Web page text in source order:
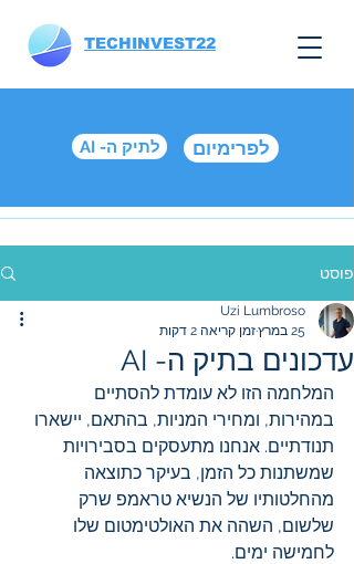
TECHINVEST22
AI -לתיק ה לפרימיום
פוסט
עדכונים בתיק ה- AI
Uzi Lumbroso
25 במרץ
זמן קריאה 2 דקות
המלחמה הזו לא עומדת להסתיים
במהירות, ומחירי המניות, בהתאם, יישארו
תנודתיים. אנחנו מתעסקים בסבירויות
שמשתנות כל הזמן, בעיקר כתוצאה
מהחלטותיו של הנשיא טראמפ שרק
שלשום, השהה את האולטימטום שלו
לחמישה ימים.